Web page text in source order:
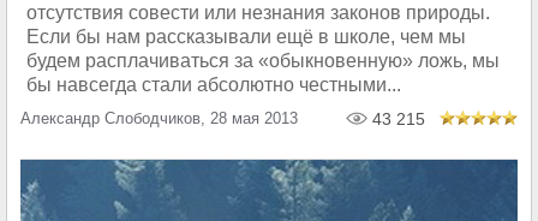
отсутствия совести или незнания законов природы.
Если бы нам рассказывали ещё в школе, чем мы
будем расплачиваться за «обыкновенную» ложь, мы
бы навсегда стали абсолютно честными...
Александр Слободчиков, 28 мая 2013 43 215